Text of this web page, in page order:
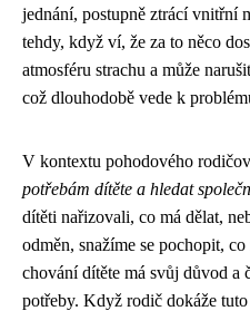
jednání, postupně ztrácí vnitřní
tehdy, když ví, že za to něco
atmosféru strachu a může
což dlouhodobě vede k
V kontextu pohodového
potřebám dítěte a hledat
dítěti nařizovali, co má dělat,
odměn, snažíme se pochopit,
chování dítěte má svůj důvod a
potřeby. Když rodič dokáže